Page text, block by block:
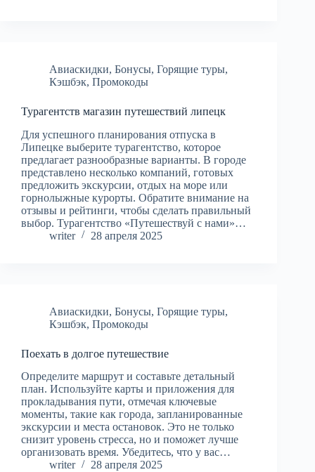
Авиаскидки, Бонусы, Горящие туры,
Кэшбэк, Промокоды
Турагентств магазин путешествий липецк
Для успешного планирования отпуска в
Липецке выберите турагентство, которое
предлагает разнообразные варианты. В городе
представлено несколько компаний, готовых
предложить экскурсии, отдых на море или
горнолыжные курорты. Обратите внимание на
отзывы и рейтинги, чтобы сделать правильный
выбор. Турагентство «Путешествуй с нами»…
writer
28 апреля 2025
Авиаскидки, Бонусы, Горящие туры,
Кэшбэк, Промокоды
Поехать в долгое путешествие
Определите маршрут и составьте детальный
план. Используйте карты и приложения для
прокладывания пути, отмечая ключевые
моменты, такие как города, запланированные
экскурсии и места остановок. Это не только
снизит уровень стресса, но и поможет лучше
организовать время. Убедитесь, что у вас…
writer
28 апреля 2025